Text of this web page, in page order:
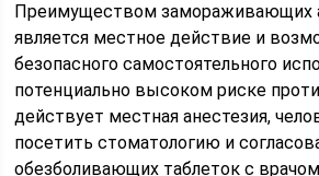
Преимуществом замораживающих
является местное действие и
безопасного самостоятельного
потенциально высоком риске
действует местная анестезия,
посетить стоматологию и
обезболивающих таблеток с